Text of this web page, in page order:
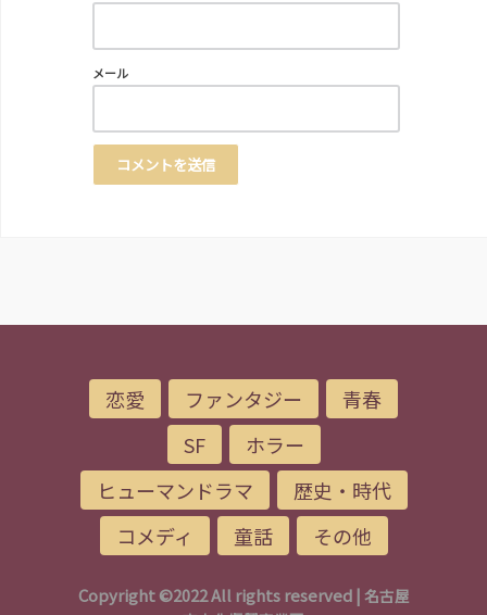
メール
恋愛 ファンタジー
青春
SF
ホラー
ヒューマンドラマ
歴史・時代
コメディ
童話 その他
Copyright ©2022 All rights reserved | 名古屋